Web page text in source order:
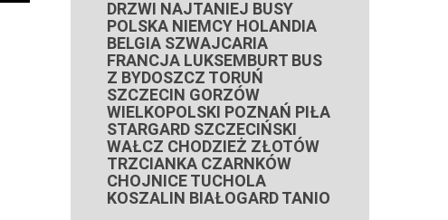
DRZWI NAJTANIEJ BUSY
POLSKA NIEMCY HOLANDIA
BELGIA SZWAJCARIA
FRANCJA LUKSEMBURT BUS
Z BYDOSZCZ TORUŃ
SZCZECIN GORZÓW
WIELKOPOLSKI POZNAŃ PIŁA
STARGARD SZCZECIŃSKI
WAŁCZ CHODZIEŻ ZŁOTÓW
TRZCIANKA CZARNKÓW
CHOJNICE TUCHOLA
KOSZALIN BIAŁOGARD TANIO